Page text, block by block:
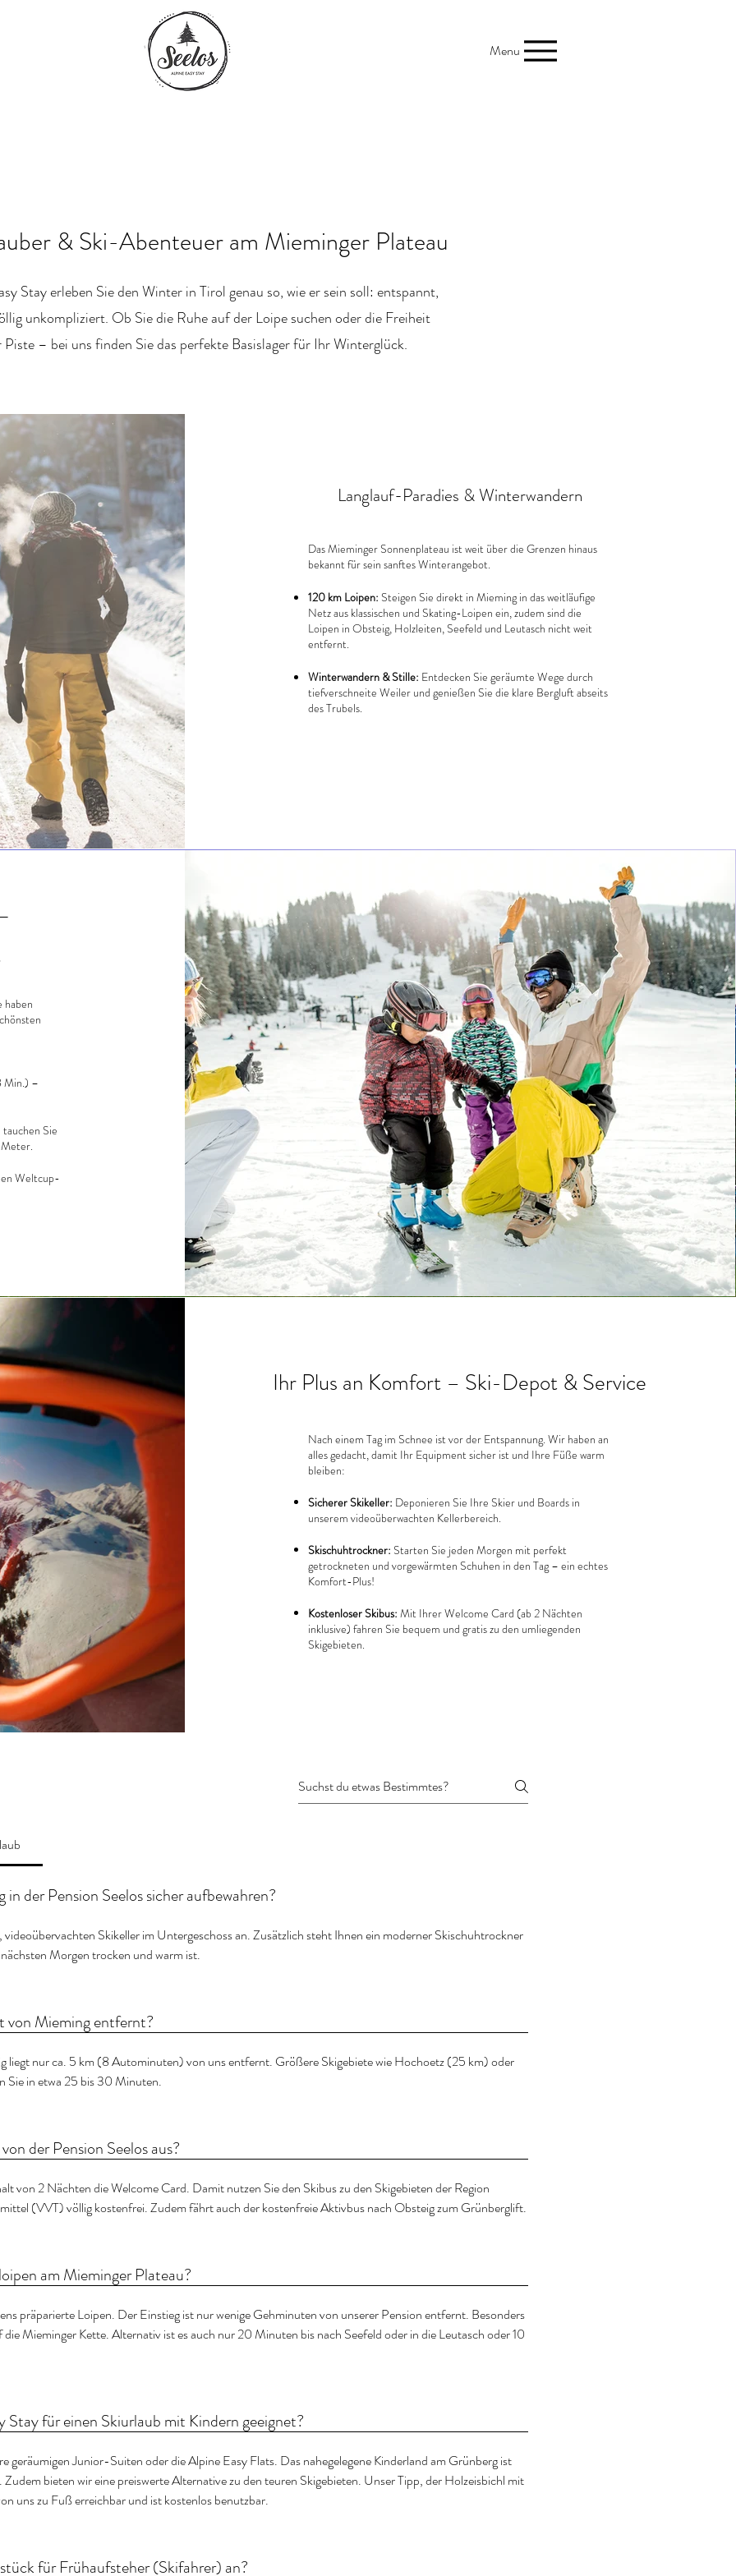
Menu
Langlauf-Paradies & Winterwandern
Das Mieminger Sonnenplateau ist weit über die Grenzen hinaus
bekannt für sein sanftes Winterangebot.
120 km Loipen: Steigen Sie direkt in Mieming in das weitläufige
Netz aus klassischen und Skating-Loipen ein, zudem sind die
Loipen in Obsteig, Holzleiten, Seefeld und Leutasch nicht weit
entfernt.
Winterwandern & Stille: Entdecken Sie geräumte Wege durch
tiefverschneite Weiler und genießen Sie die klare Bergluft abseits
des Trubels.
haben
Min.) –
Sie
Weltcup-
Ihr Plus an Komfort – Ski-Depot & Service
Nach einem Tag im Schnee ist vor der Entspannung. Wir haben an
alles gedacht, damit Ihr Equipment sicher ist und Ihre Füße warm
bleiben:
Sicherer Skikeller: Deponieren Sie Ihre Skier und Boards in
unserem videoüberwachten Kellerbereich.
Skischuhtrockner: Starten Sie jeden Morgen mit perfekt
getrockneten und vorgewärmten Schuhen in den Tag – ein echtes
Komfort-Plus!
Kostenloser Skibus: Mit Ihrer Welcome Card (ab 2 Nächten
inklusive) fahren Sie bequem und gratis zu den umliegenden
Skigebieten.
der Pension Seelos sicher aufbewahren?
Skikeller im Untergeschoss an. Zusätzlich steht Ihnen ein moderner Skischuhtrockner
Morgen trocken und warm ist.
von Mieming entfernt?
liegt nur ca. 5 km (8 Autominuten) von uns entfernt. Größere Skigebiete wie Hochoetz (25 km) oder
Sie in etwa 25 bis 30 Minuten.
der Pension Seelos aus?
von 2 Nächten die Welcome Card. Damit nutzen Sie den Skibus zu den Skigebieten der Region
(VVT) völlig kostenfrei. Zudem fährt auch der kostenfreie Aktivbus nach Obsteig zum Grünberglift.
am Mieminger Plateau?
präparierte Loipen. Der Einstieg ist nur wenige Gehminuten von unserer Pension entfernt. Besonders
Mieminger Kette. Alternativ ist es auch nur 20 Minuten bis nach Seefeld oder in die Leutasch oder 10
Stay für einen Skiurlaub mit Kindern geeignet?
geräumigen Junior-Suiten oder die Alpine Easy Flats. Das nahegelegene Kinderland am Grünberg ist
bieten wir eine preiswerte Alternative zu den teuren Skigebieten. Unser Tipp, der Holzeisbichl mit
uns zu Fuß erreichbar und ist kostenlos benutzbar.
für Frühaufsteher (Skifahrer) an?
& Ski-Abenteuer am Mieminger Plateau
Stay erleben Sie den Winter in Tirol genau so, wie er sein soll: entspannt,
unkompliziert. Ob Sie die Ruhe auf der Loipe suchen oder die Freiheit
Piste – bei uns finden Sie das perfekte Basislager für Ihr Winterglück.